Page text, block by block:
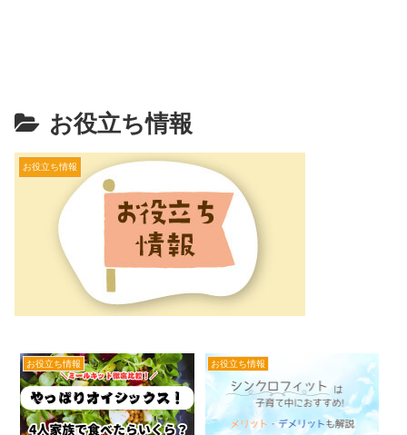
お役立ち情報
お役立ち情報
お役立ち情報 お役立ち情報